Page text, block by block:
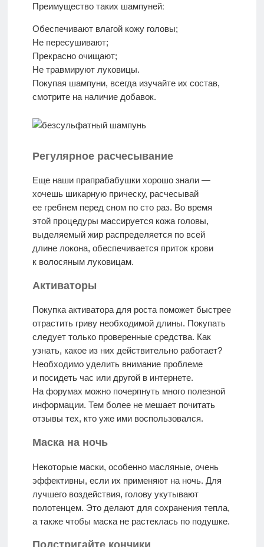
Преимущество таких шампуней׃
Обеспечивают влагой кожу головы;
Не пересушивают;
Прекрасно очищают;
Не травмируют луковицы.
Покупая шампуни, всегда изучайте их состав,
смотрите на наличие добавок.
Регулярное расчесывание
Еще наши прапрабабушки хорошо знали —
хочешь шикарную прическу, расчесывай
ее гребнем перед сном по сто раз. Во время
этой процедуры массируется кожа головы,
выделяемый жир распределяется по всей
длине локона, обеспечивается приток крови
к волосяным луковицам.
Активаторы
Покупка активатора для роста поможет быстрее
отрастить гриву необходимой длины. Покупать
следует только проверенные средства. Как
узнать, какое из них действительно работает?
Необходимо уделить внимание проблеме
и посидеть час или другой в интернете.
На форумах можно почерпнуть много полезной
информации. Тем более не мешает почитать
отзывы тех, кто уже ими воспользовался.
Маска на ночь
Некоторые маски, особенно масляные, очень
эффективны, если их применяют на ночь. Для
лучшего воздействия, голову укутывают
полотенцем. Это делают для сохранения тепла,
а также чтобы маска не растеклась по подушке.